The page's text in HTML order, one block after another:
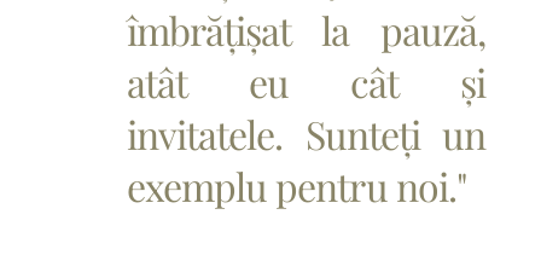
îmbrățișat la pauză,
atât eu cât și
invitatele. Sunteți un
exemplu pentru noi."